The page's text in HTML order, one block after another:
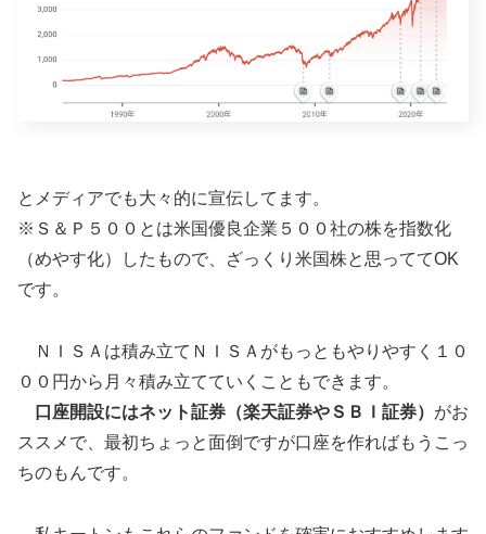
とメディアでも大々的に宣伝してます。
※Ｓ＆Ｐ５００とは米国優良企業５００社の株を指数化
（めやす化）したもので、ざっくり米国株と思っててOK
です。
ＮＩＳＡは積み立てＮＩＳＡがもっともやりやすく１０
００円から月々積み立てていくこともできます。
口座開設にはネット証券（楽天証券やＳＢＩ証券） がお
ススメで、最初ちょっと面倒ですが口座を作ればもうこっ
ちのもんです。